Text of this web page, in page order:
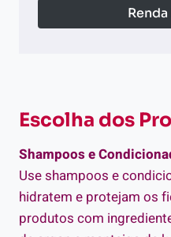
Escolha dos
Shampoos e
Use shampoos e
hidratem e protejam os
produtos com